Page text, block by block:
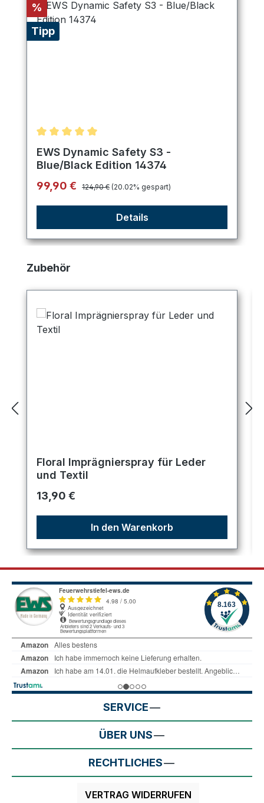
Rabatt
%
Tipp
Durchschnittliche Bewertung von 5 von 5 Sternen
EWS Dynamic Safety S3 -
Blue/Black Edition 14374
Verkaufspreis:
99,90 € Regulärer Preis:
124,90 € (20.02% gespart)
Details
Produktgalerie überspringen
Zubehör
Floral Imprägnierspray für Leder
und Textil
Regulärer Preis:
13,90 €
In den Warenkorb
SERVICE
ÜBER UNS
RECHTLICHES
VERTRAG WIDERRUFEN